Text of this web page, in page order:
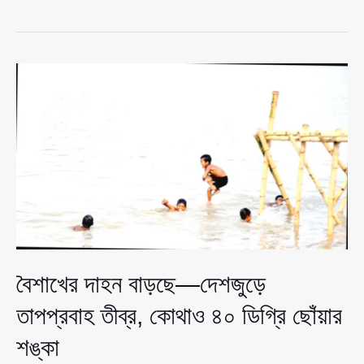
চেয়ে
অনেক
বেশি,
কমতে
পারে
বৈশাখের দাহন বাড়ছে—দেশজুড়ে
তাপপ্রবাহ তীব্র, কোথাও ৪০ ডিগ্রি ছোঁয়ার
শঙ্কা